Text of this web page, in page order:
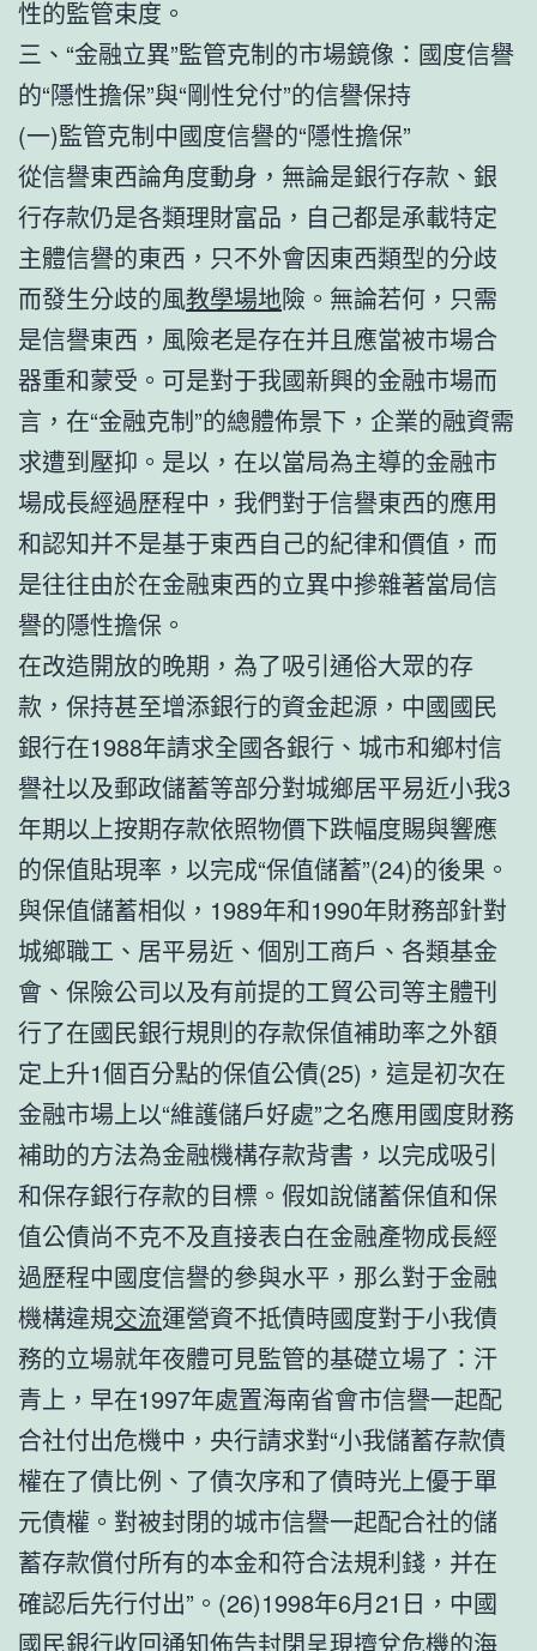
性的監管束度。
三、“金融立異”監管克制的市場鏡像：國度信譽
的“隱性擔保”與“剛性兌付”的信譽保持
(一)監管克制中國度信譽的“隱性擔保”
從信譽東西論角度動身，無論是銀行存款、銀
行存款仍是各類理財富品，自己都是承載特定
主體信譽的東西，只不外會因東西類型的分歧
而發生分歧的風教學場地險。無論若何，只需
是信譽東西，風險老是存在并且應當被市場合
器重和蒙受。可是對于我國新興的金融市場而
言，在“金融克制”的總體佈景下，企業的融資需
求遭到壓抑。是以，在以當局為主導的金融市
場成長經過歷程中，我們對于信譽東西的應用
和認知并不是基于東西自己的紀律和價值，而
是往往由於在金融東西的立異中摻雜著當局信
譽的隱性擔保。
在改造開放的晚期，為了吸引通俗大眾的存
款，保持甚至增添銀行的資金起源，中國國民
銀行在1988年請求全國各銀行、城市和鄉村信
譽社以及郵政儲蓄等部分對城鄉居平易近小我3
年期以上按期存款依照物價下跌幅度賜與響應
的保值貼現率，以完成“保值儲蓄”(24)的後果。
與保值儲蓄相似，1989年和1990年財務部針對
城鄉職工、居平易近、個別工商戶、各類基金
會、保險公司以及有前提的工貿公司等主體刊
行了在國民銀行規則的存款保值補助率之外額
定上升1個百分點的保值公債(25)，這是初次在
金融市場上以“維護儲戶好處”之名應用國度財務
補助的方法為金融機構存款背書，以完成吸引
和保存銀行存款的目標。假如說儲蓄保值和保
值公債尚不克不及直接表白在金融產物成長經
過歷程中國度信譽的參與水平，那么對于金融
機構違規交流運營資不抵債時國度對于小我債
務的立場就年夜體可見監管的基礎立場了：汗
青上，早在1997年處置海南省會市信譽一起配
合社付出危機中，央行請求對“小我儲蓄存款債
權在了債比例、了債次序和了債時光上優于單
元債權。對被封閉的城市信譽一起配合社的儲
蓄存款償付所有的本金和符合法規利錢，并在
確認后先行付出”。(26)1998年6月21日，中國
國民銀行收回通知佈告封閉呈現擠兌危機的海